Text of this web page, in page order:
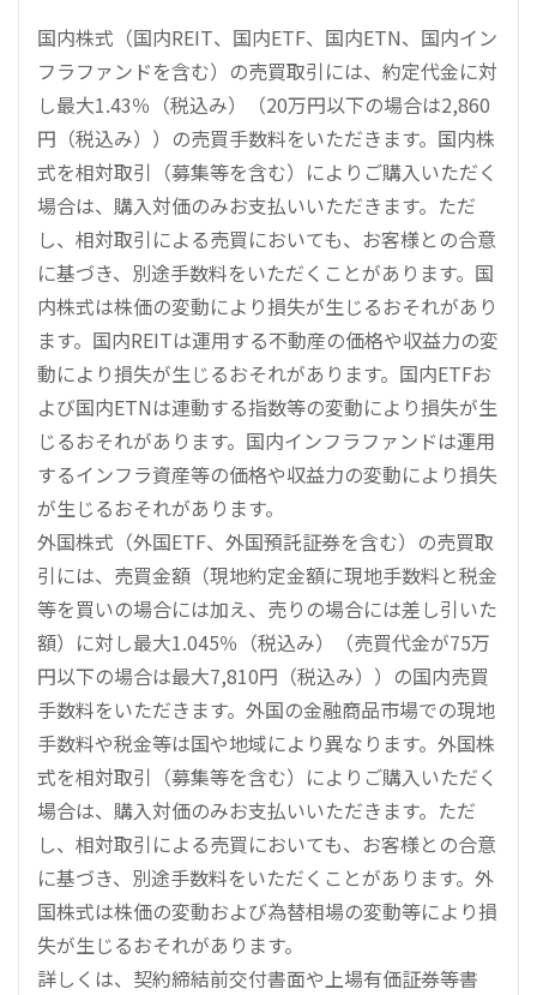
国内株式（国内REIT、国内ETF、国内ETN、国内イン
フラファンドを含む）の売買取引には、約定代金に対
し最大1.43％（税込み）（20万円以下の場合は2,860
円（税込み））の売買手数料をいただきます。国内株
式を相対取引（募集等を含む）によりご購入いただく
場合は、購入対価のみお支払いいただきます。ただ
し、相対取引による売買においても、お客様との合意
に基づき、別途手数料をいただくことがあります。国
内株式は株価の変動により損失が生じるおそれがあり
ます。国内REITは運用する不動産の価格や収益力の変
動により損失が生じるおそれがあります。国内ETFお
よび国内ETNは連動する指数等の変動により損失が生
じるおそれがあります。国内インフラファンドは運用
するインフラ資産等の価格や収益力の変動により損失
が生じるおそれがあります。
外国株式（外国ETF、外国預託証券を含む）の売買取
引には、売買金額（現地約定金額に現地手数料と税金
等を買いの場合には加え、売りの場合には差し引いた
額）に対し最大1.045％（税込み）（売買代金が75万
円以下の場合は最大7,810円（税込み））の国内売買
手数料をいただきます。外国の金融商品市場での現地
手数料や税金等は国や地域により異なります。外国株
式を相対取引（募集等を含む）によりご購入いただく
場合は、購入対価のみお支払いいただきます。ただ
し、相対取引による売買においても、お客様との合意
に基づき、別途手数料をいただくことがあります。外
国株式は株価の変動および為替相場の変動等により損
失が生じるおそれがあります。
詳しくは、契約締結前交付書面や上場有価証券等書